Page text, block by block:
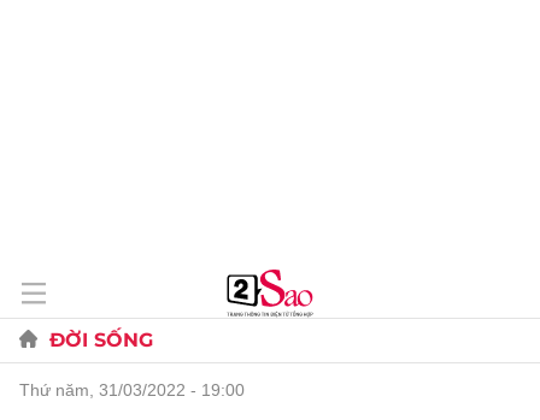
ĐỜI SỐNG
thứ năm, 31/03/2022 - 19:00